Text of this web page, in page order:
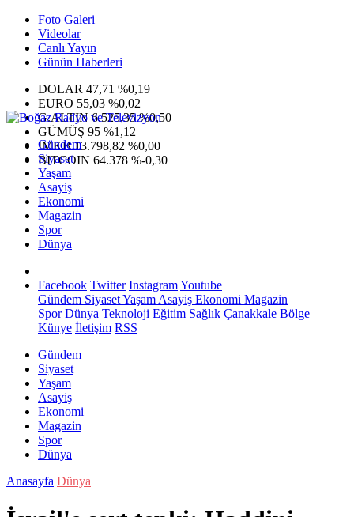
Foto Galeri
Videolar
Canlı Yayın
Günün Haberleri
DOLAR 47,71 %0,19
EURO 55,03 %0,02
G.ALTIN6.525,35 %0,50
GÜMÜŞ 95 %1,12
IMKB13.798,82 %0,00
BITCOIN 64.378 %-0,30
Gündem
Siyaset
Yaşam
Asayiş
Ekonomi
Magazin
Spor
Dünya
Facebook Twitter InstagramYoutube
Gündem SiyasetYaşam Asayiş Ekonomi Magazin
SporDünya Teknoloji Eğitim Sağlık Çanakkale Bölge
Künye İletişim RSS
Gündem
Siyaset
Yaşam
Asayiş
Ekonomi
Magazin
Spor
Dünya
Anasayfa Dünya